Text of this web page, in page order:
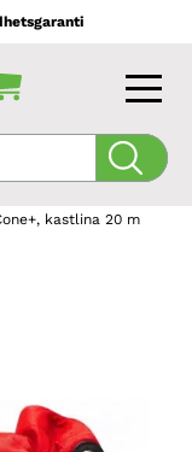
kastlina 20 m